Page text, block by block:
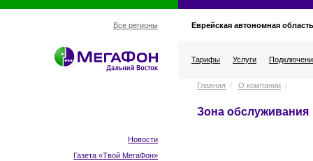
Все регионы Еврейская автономная область
Тарифы Услуги
Новости
Газета «Твой МегаФон»
Главная / О компании /
Зона обслуживания